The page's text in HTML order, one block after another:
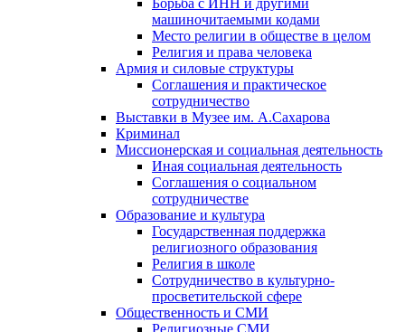
Борьба с ИНН и другими
машиночитаемыми кодами
Место религии в обществе в целом
Религия и права человека
Армия и силовые структуры
Соглашения и практическое
сотрудничество
Выставки в Музее им. А.Сахарова
Криминал
Миссионерская и социальная деятельность
Иная социальная деятельность
Соглашения о социальном
сотрудничестве
Образование и культура
Государственная поддержка
религиозного образования
Религия в школе
Сотрудничество в культурно-
просветительской сфере
Общественность и СМИ
Религиозные СМИ